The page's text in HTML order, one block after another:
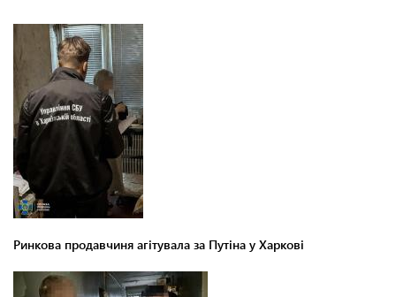
Ринкова продавчиня агітувала за Путіна у Харкові